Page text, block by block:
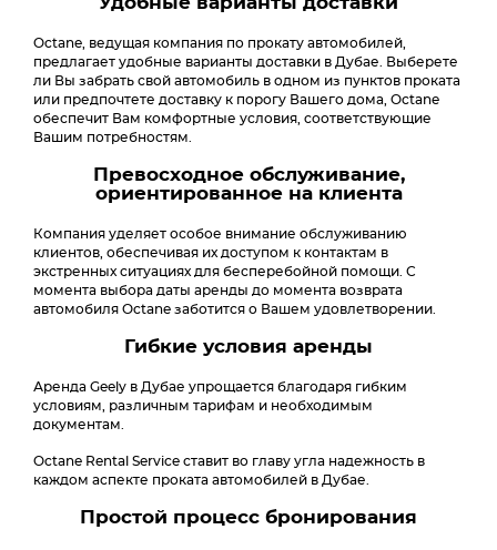
Octane, ведущая компания по прокату автомобилей,
предлагает удобные варианты доставки в Дубае. Выберете
ли Вы забрать свой автомобиль в одном из пунктов проката
или предпочтете доставку к порогу Вашего дома, Octane
обеспечит Вам комфортные условия, соответствующие
Вашим потребностям.
Превосходное обслуживание,
ориентированное на клиента
Компания уделяет особое внимание обслуживанию
клиентов, обеспечивая их доступом к контактам в
экстренных ситуациях для бесперебойной помощи. С
момента выбора даты аренды до момента возврата
автомобиля Octane заботится о Вашем удовлетворении.
Гибкие условия аренды
Аренда Geely в Дубае упрощается благодаря гибким
условиям, различным тарифам и необходимым
документам.
Octane Rental Service ставит во главу угла надежность в
каждом аспекте проката автомобилей в Дубае.
Простой процесс бронирования